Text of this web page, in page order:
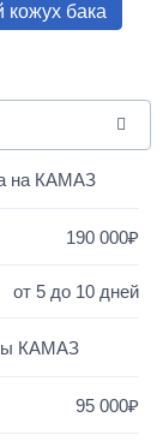
бака
на КАМАЗ
190 000
от 5 до 10 дней
КАМАЗ
95 000